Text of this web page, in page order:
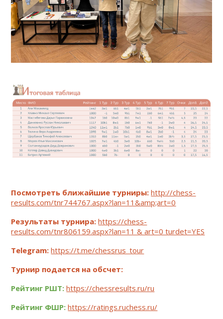
Посмотреть ближайшие турниры: http://chess-
results.com/tnr744767.aspx?lan=11&amp;art=0
Результаты турнира:https://chess-
results.com/tnr806159.aspx?lan=11 & art=0 turdet=YES
Telegram: https://t.me/chessrus_tour
Турнир подается на обсчет:
Рейтинг РШТ: https://chessresults.ru/ru
Рейтинг ФШР: https://ratings.ruchess.ru/